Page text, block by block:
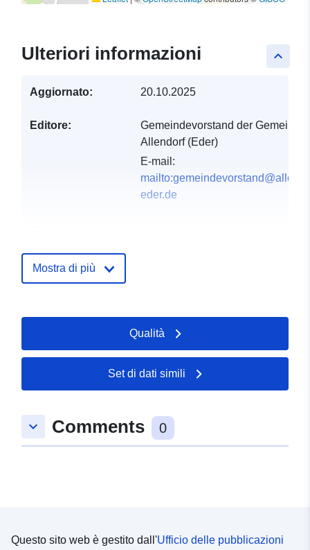
keyboard_arrow_up
Ulteriori informazioni
Aggiornato: 20.10.2025
Editore:
Gemeindevorstand der Gemeinde
Allendorf (Eder)
E-mail:
eder.de
Spaziale: Coordinate: [ [ 8.66137,
51.0354 ], [ 8.66387,
51.0354 ], [ 8.66387,
51.0321 ], [ 8.66137,
Tipo:
Polygon
Mostra di più
Qualità
Set di dati simili
keyboard_arrow_down Comments 0
Questo sito web è gestito dall'Ufficio delle pubblicazioni